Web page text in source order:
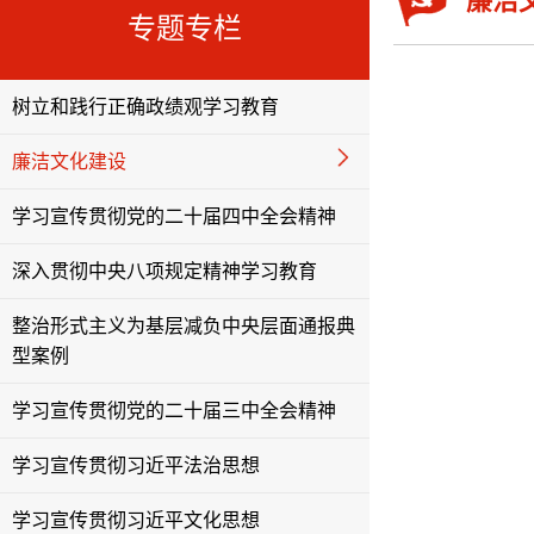
专题专栏
树立和践行正确政绩观学习教育
廉洁文化建设
学习宣传贯彻党的二十届四中全会精神
深入贯彻中央八项规定精神学习教育
整治形式主义为基层减负中央层面通报典
型案例
学习宣传贯彻党的二十届三中全会精神
学习宣传贯彻习近平法治思想
学习宣传贯彻习近平文化思想